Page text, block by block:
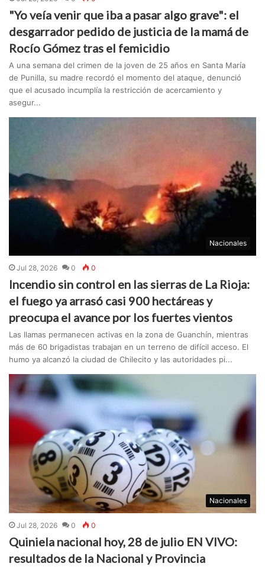
"Yo veía venir que iba a pasar algo grave": el
desgarrador pedido de justicia de la mamá de
Rocío Gómez tras el femicidio
A una semana del crimen de la joven de 25 años en Santa María
de Punilla, su madre recordó el momento del ataque, denunció
que el acusado incumplía la restricción de acercamiento y
asegur...
Nacionales
Jul 28, 2026 0 0
Incendio sin control en las sierras de La Rioja:
el fuego ya arrasó casi 900 hectáreas y
preocupa el avance por los fuertes vientos
Las llamas permanecen activas en la zona de Guanchín, mientras
más de 60 brigadistas trabajan en un terreno de difícil acceso. El
humo ya alcanzó la ciudad de Chilecito y las autoridades pi...
Nacionales
Jul 28, 2026 0 0
Quiniela nacional hoy, 28 de julio EN VIVO:
resultados de la Nacional y Provincia